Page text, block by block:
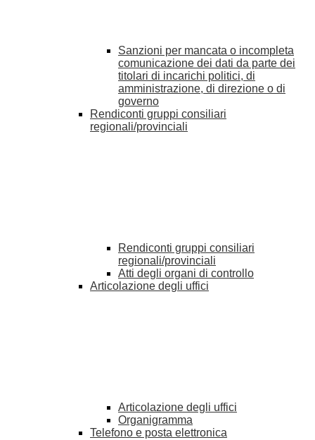
Sanzioni per mancata o incompleta
comunicazione dei dati da parte dei
titolari di incarichi politici, di
amministrazione, di direzione o di
governo
Rendiconti gruppi consiliari
regionali/provinciali
Rendiconti gruppi consiliari
regionali/provinciali
Atti degli organi di controllo
Articolazione degli uffici
Articolazione degli uffici
Organigramma
Telefono e posta elettronica